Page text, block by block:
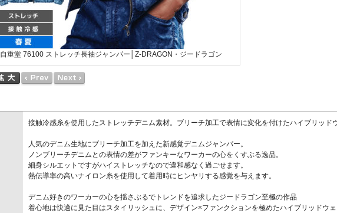
自重堂 76100 ストレッチ長袖ジャンパー│Z-DRAGON・ジードラゴン
接触冷感糸を使用したストレッチデニム素材。ブリーチ加工で表情に変化を付けたハイブリッド
人気のデニム生地にブリーチ加工を加えた新感覚デニムジャンパー。
ノンブリーチデニムとの表情の差がファンキーなワーカーの心をくすぶる逸品。
細身シルエットですがハイストレッチなので違和感なく過ごせます。
熱伝導率の高いナイロン糸を使用して着用時にヒンヤリする感覚を与えます。
デニム好きのワーカーの心を揺さぶるでトレンドを追求したジードラゴン至極の作品
着心地は快適に見た目はスタイリッシュに、デザイン×ファンクションを極めたハイブリッドウ